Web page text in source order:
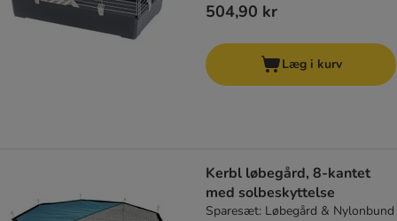
504,90 kr
Læg i kurv
Kerbl løbegård, 8-kantet
med solbeskyttelse
Sparesæt: Løbegård & Nylonbund